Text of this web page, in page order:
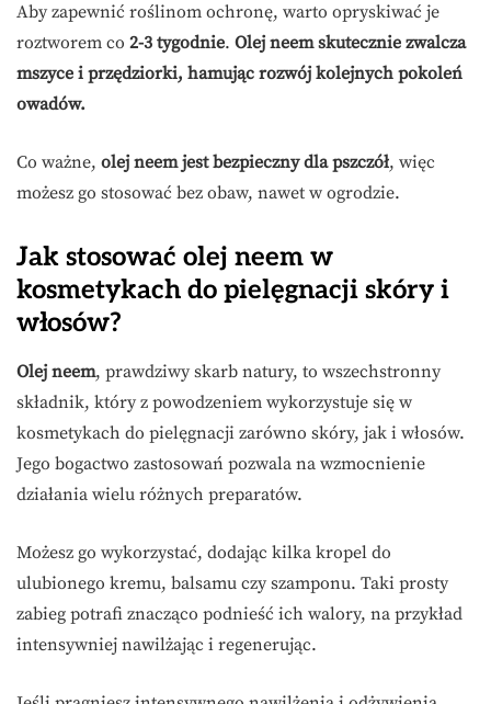
Aby zapewnić roślinom ochronę, warto opryskiwać je
roztworem co 2-3 tygodnie. Olej neem skutecznie zwalcza
mszyce i przędziorki, hamując rozwój kolejnych pokoleń
owadów.
Co ważne, olej neem jest bezpieczny dla pszczół, więc
możesz go stosować bez obaw, nawet w ogrodzie.
Jak stosować olej neem w
kosmetykach do pielęgnacji skóry i
włosów?
Olej neem, prawdziwy skarb natury, to wszechstronny
składnik, który z powodzeniem wykorzystuje się w
kosmetykach do pielęgnacji zarówno skóry, jak i włosów.
Jego bogactwo zastosowań pozwala na wzmocnienie
działania wielu różnych preparatów.
Możesz go wykorzystać, dodając kilka kropel do
ulubionego kremu, balsamu czy szamponu. Taki prosty
zabieg potrafi znacząco podnieść ich walory, na przykład
intensywniej nawilżając i regenerując.